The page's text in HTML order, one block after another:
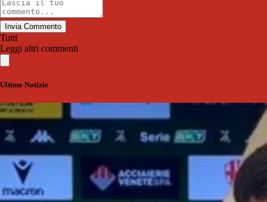
Invia Commento
Tutti
Leggi altri commenti
Ultime Notizie